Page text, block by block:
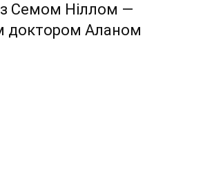
Семом Ніллом —
доктором Аланом